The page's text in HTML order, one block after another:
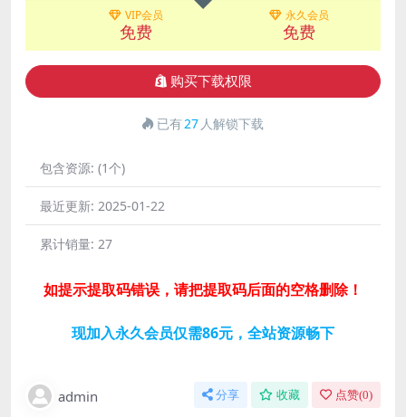
VIP会员
免费
永久会员
免费
购买下载权限
已有27 人解锁下载
包含资源: (1个)
最近更新: 2025-01-22
累计销量: 27
如提示提取码错误，请把提取码后面的空格删除！
现加入永久会员仅需86元，全站资源畅下
admin 分享 收藏 点赞(0)